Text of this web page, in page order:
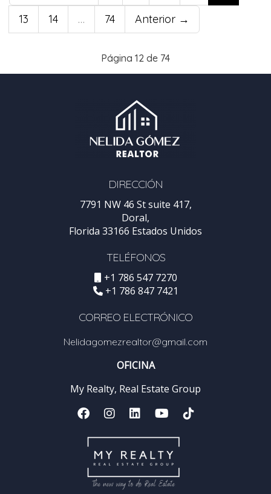
13
14 … 74 Anterior →
Página 12 de 74
DIRECCIÓN
7791 NW 46 St suite 417,
Doral,
Florida 33166 Estados Unidos
TELÉFONOS
+1 786 547 7270
+1 786 847 7421
CORREO ELECTRÓNICO
Nelidagomezrealtor@gmail.com
OFICINA
My Realty, Real Estate Group